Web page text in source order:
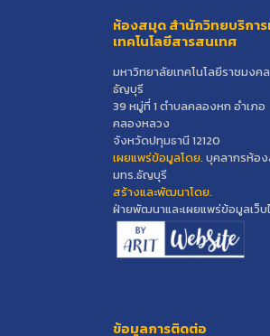
ห้องสมุด สำนักวิทยบริการ
เทคโนโลยีสารสนเทศ
มหาวิทยาลัยเทคโนโลยีราชมงคล
ธัญบุรี
39 หมู่ที่ 1 ตำบลคลองหก อำเภอ
คลองหลวง
จังหวัดปทุมธานี 12120
เผยแพร่ข้อมูลโดย.บุคลากรห้อ
มทร.ธัญบุรี
สร้างและพัฒนาโดย.
ฝ่ายพัฒนาและเผยแพร่ข้อมูลเว็
ข้อมูลการติดต่อ